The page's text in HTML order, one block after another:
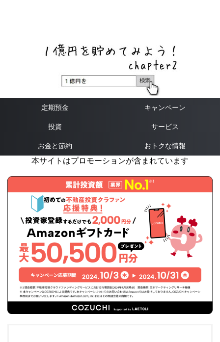
定期預金 キャンペーン
投資 サービス
お金と節約 おトクな情報
本サイトはプロモーションが含まれています